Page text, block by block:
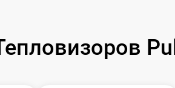
от 60 мин